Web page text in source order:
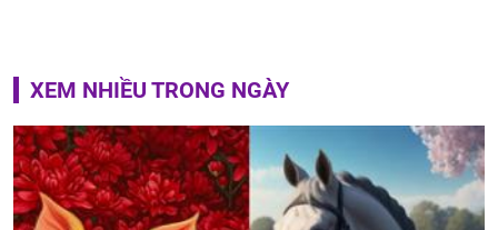
XEM NHIỀU TRONG NGÀY